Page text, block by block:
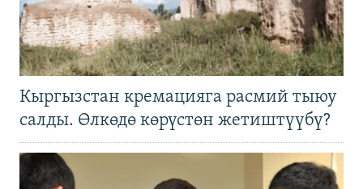
Кыргызстан кремацияга расмий тыюу
салды. Өлкөдө көрүстөн жетиштүүбү?